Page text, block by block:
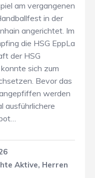
am vergangenen
in der
angerichtet. Im
die HSG EppLa
der HSG
sich zum
Bevor das
werden
ausführlichere
Aktive, Herren